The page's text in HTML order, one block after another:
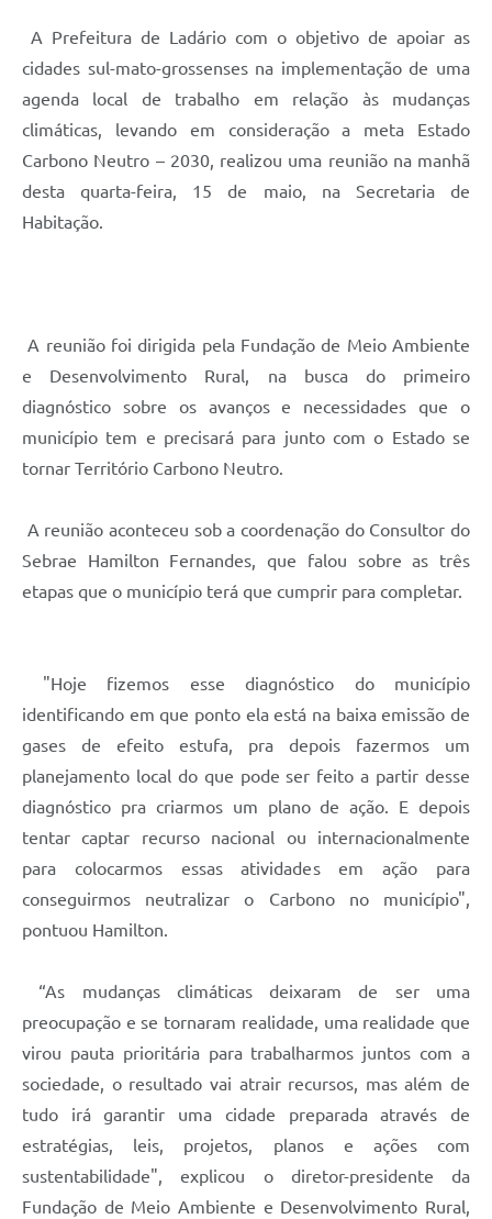
A Prefeitura de Ladário com o objetivo de apoiar as
cidades sul-mato-grossenses na implementação de uma
agenda local de trabalho em relação às mudanças
climáticas, levando em consideração a meta Estado
Carbono Neutro – 2030, realizou uma reunião na manhã
desta quarta-feira, 15 de maio, na Secretaria de
Habitação.
A reunião foi dirigida pela Fundação de Meio Ambiente
e Desenvolvimento Rural, na busca do primeiro
diagnóstico sobre os avanços e necessidades que o
município tem e precisará para junto com o Estado se
tornar Território Carbono Neutro.
A reunião aconteceu sob a coordenação do Consultor do
Sebrae Hamilton Fernandes, que falou sobre as três
etapas que o município terá que cumprir para completar.
"Hoje fizemos esse diagnóstico do município
identificando em que ponto ela está na baixa emissão de
gases de efeito estufa, pra depois fazermos um
planejamento local do que pode ser feito a partir desse
diagnóstico pra criarmos um plano de ação. E depois
tentar captar recurso nacional ou internacionalmente
para colocarmos essas atividades em ação para
conseguirmos neutralizar o Carbono no município",
pontuou Hamilton.
“As mudanças climáticas deixaram de ser uma
preocupação e se tornaram realidade, uma realidade que
virou pauta prioritária para trabalharmos juntos com a
sociedade, o resultado vai atrair recursos, mas além de
tudo irá garantir uma cidade preparada através de
estratégias, leis, projetos, planos e ações com
sustentabilidade", explicou o diretor-presidente da
Fundação de Meio Ambiente e Desenvolvimento Rural,